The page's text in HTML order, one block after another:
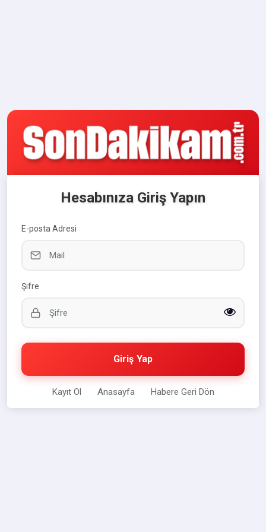
Hesabınıza Giriş Yapın
E-posta Adresi
Şifre
Giriş Yap
Kayıt Ol Anasayfa Habere Geri Dön